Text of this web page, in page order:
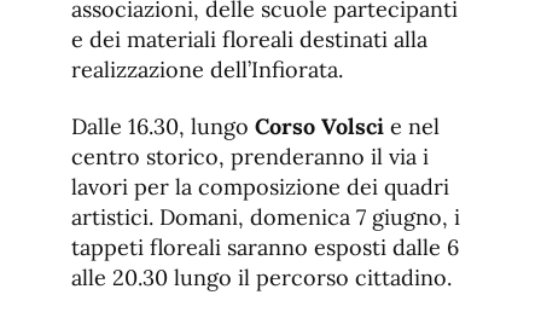
associazioni, delle scuole partecipanti
e dei materiali floreali destinati alla
realizzazione dell’Infiorata.
Dalle 16.30, lungo Corso Volsci e nel
centro storico, prenderanno il via i
lavori per la composizione dei quadri
artistici. Domani, domenica 7 giugno, i
tappeti floreali saranno esposti dalle 6
alle 20.30 lungo il percorso cittadino.